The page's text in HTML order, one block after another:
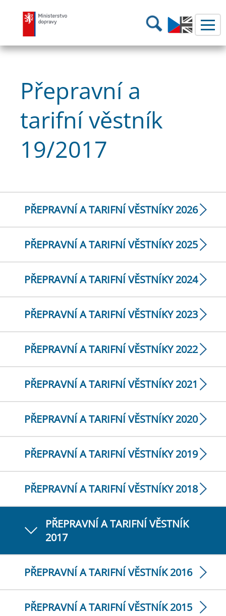
Ministerstvo dopravy Hledání
Přepravní a
tarifní věstník
19/2017
PŘEPRAVNÍ A TARIFNÍ VĚSTNÍKY 2026
PŘEPRAVNÍ A TARIFNÍ VĚSTNÍKY 2025
PŘEPRAVNÍ A TARIFNÍ VĚSTNÍKY 2024
PŘEPRAVNÍ A TARIFNÍ VĚSTNÍKY 2023
PŘEPRAVNÍ A TARIFNÍ VĚSTNÍKY 2022
PŘEPRAVNÍ A TARIFNÍ VĚSTNÍKY 2021
PŘEPRAVNÍ A TARIFNÍ VĚSTNÍKY 2020
PŘEPRAVNÍ A TARIFNÍ VĚSTNÍKY 2019
PŘEPRAVNÍ A TARIFNÍ VĚSTNÍKY 2018
PŘEPRAVNÍ A TARIFNÍ VĚSTNÍK
2017
PŘEPRAVNÍ A TARIFNÍ VĚSTNÍK 2016
PŘEPRAVNÍ A TARIFNÍ VĚSTNÍK 2015